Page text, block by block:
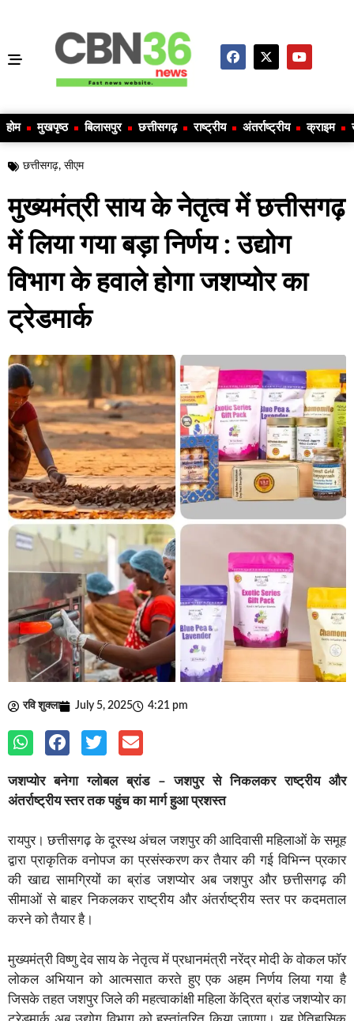
होम मुखपृष्ठ बिलासपुर छत्तीसगढ़ राष्ट्रीय अंतर्राष्ट्रीय क्राइम
छत्तीसगढ़, सीएम
मुख्यमंत्री साय के नेतृत्व में छत्तीसगढ़
में लिया गया बड़ा निर्णय : उद्योग
विभाग के हवाले होगा जशप्योर का
ट्रेडमार्क
रवि शुक्ला July 5, 2025 4:21 pm
जशप्योर बनेगा ग्लोबल ब्रांड – जशपुर से निकलकर राष्ट्रीय और
अंतर्राष्ट्रीय स्तर तक पहुंच का मार्ग हुआ प्रशस्त
रायपुर। छत्तीसगढ़ के दूरस्थ अंचल जशपुर की आदिवासी महिलाओं के समूह
द्वारा प्राकृतिक वनोपज का प्रसंस्करण कर तैयार की गई विभिन्न प्रकार
की खाद्य सामग्रियों का ब्रांड जशप्योर अब जशपुर और छत्तीसगढ़ की
सीमाओं से बाहर निकलकर राष्ट्रीय और अंतर्राष्ट्रीय स्तर पर कदमताल
करने को तैयार है।
मुख्यमंत्री विष्णु देव साय के नेतृत्व में प्रधानमंत्री नरेंद्र मोदी के वोकल फॉर
लोकल अभियान को आत्मसात करते हुए एक अहम निर्णय लिया गया है
जिसके तहत जशपुर जिले की महत्वाकांक्षी महिला केंद्रित ब्रांड जशप्योर का